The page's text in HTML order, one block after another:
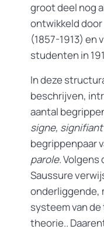
groot deel nog
ontwikkeld door
(1857-1913) en
studenten in
In deze
beschrijven,
aantal
signe, signifiant
begrippenpaar
parole.Volgens
Saussure
onderliggende,
systeem van
theorie..